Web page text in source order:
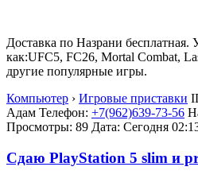
Доставка по Назрани бесплатная.
как:UFC5, FC26, Mortal Combat,
другие популярные игры.
Компьютер › Игровые приставки
Адам Телефон: +7(962)639-73-56
Просмотры: 89 Дата: Сегодня
Сдаю PlayStation 5 slim и